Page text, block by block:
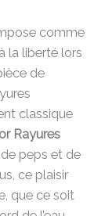
comme
la liberté lors
de
classique
Rayures
peps et de
ce plaisir
que ce soit